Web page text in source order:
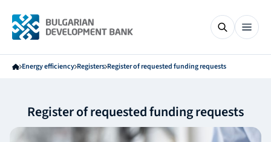
Energy efficiency Registers Register of requested funding requests
Register of requested funding requests